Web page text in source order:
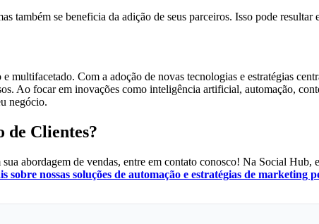
também se beneficia da adição de seus parceiros. Isso pode
multifacetado. Com a adoção de novas tecnologias e estratégias
Ao focar em inovações como inteligência artificial, automação,
negócio.
de Clientes?
abordagem de vendas, entre em contato conosco! Na Social
sobre nossas soluções de automação e estratégias de marketing